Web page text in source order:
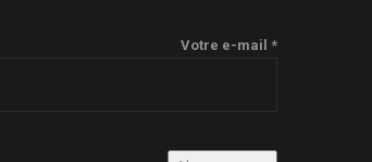
Votre e-mail *